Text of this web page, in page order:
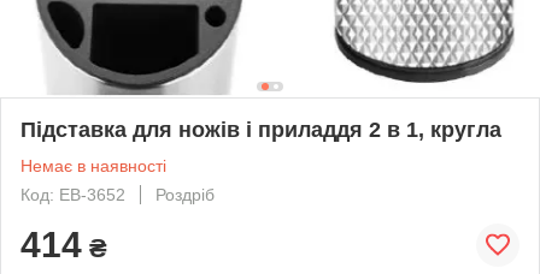
Підставка для ножів і приладдя 2 в 1, кругла
Немає в наявності
Код: EB-3652
Роздріб
414 ₴